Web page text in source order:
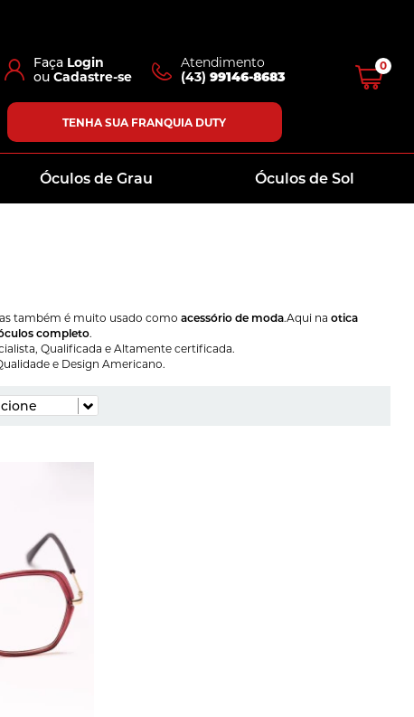
Faça Login
ouCadastre-se
Atendimento
(43)99146-8683
TENHA SUA FRANQUIA DUTY
0
Óculos de Grau Óculos de Sol
também é muito usado como acessório de moda.Aqui na otica
completo.
Qualificada e Altamente certificada.
e Design Americano.